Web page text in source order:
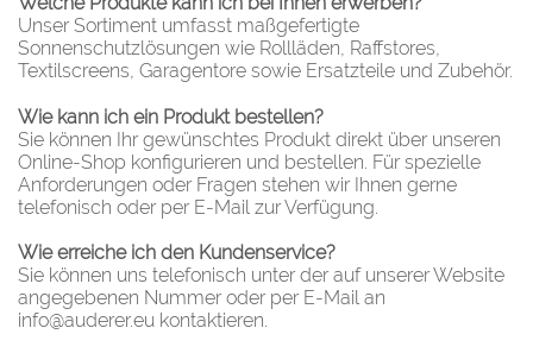
Unser Sortiment umfasst maßgefertigte
Sonnenschutzlösungen wie Rollläden, Raffstores,
Textilscreens, Garagentore sowie Ersatzteile und Zubehör.
Wie kann ich ein Produkt bestellen?
Sie können Ihr gewünschtes Produkt direkt über unseren
Online-Shop konfigurieren und bestellen. Für spezielle
Anforderungen oder Fragen stehen wir Ihnen gerne
telefonisch oder per E-Mail zur Verfügung.
Wie erreiche ich den Kundenservice?
Sie können uns telefonisch unter der auf unserer Website
angegebenen Nummer oder per E-Mail an
info@auderer.eu kontaktieren.